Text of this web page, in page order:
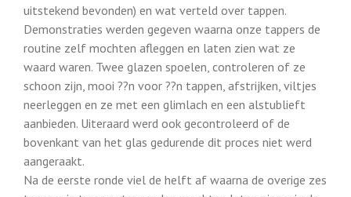
uitstekend bevonden) en wat verteld over tappen.
Demonstraties werden gegeven waarna onze tappers de
routine zelf mochten afleggen en laten zien wat ze
waard waren. Twee glazen spoelen, controleren of ze
schoon zijn, mooi ??n voor ??n tappen, afstrijken, viltjes
neerleggen en ze met een glimlach en een alstublieft
aanbieden. Uiteraard werd ook gecontroleerd of de
bovenkant van het glas gedurende dit proces niet werd
aangeraakt.
Na de eerste ronde viel de helft af waarna de overige zes